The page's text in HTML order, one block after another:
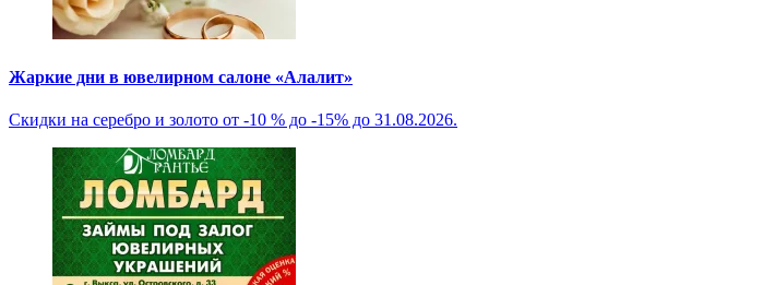
Жаркие дни в ювелирном салоне «Алалит»
Скидки на серебро и золото от -10 % до -15% до 31.08.2026.